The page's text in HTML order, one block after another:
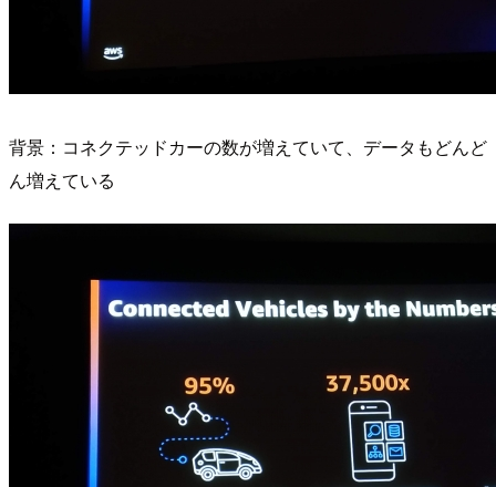
背景：コネクテッドカーの数が増えていて、データもどんど
ん増えている